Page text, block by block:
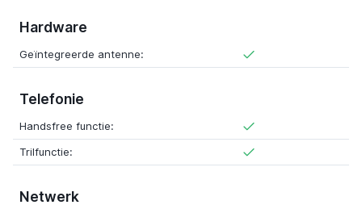
Hardware
Geïntegreerde antenne:
Telefonie
Handsfree functie:
Trilfunctie:
Netwerk